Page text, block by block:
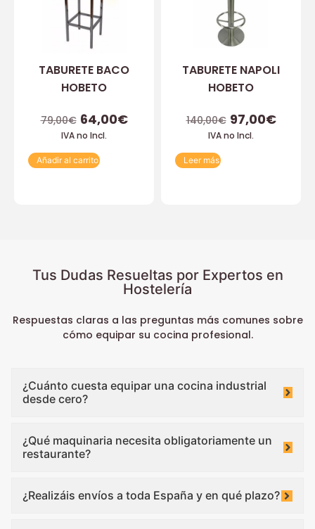
TABURETE BACO
HOBETO
79,00€ 64,00€
IVA no Incl.
Añadir al carrito
TABURETE NAPOLI
HOBETO
140,00€ 97,00€
IVA no Incl.
Leer más
Tus Dudas Resueltas por Expertos en
Hostelería
Respuestas claras a las preguntas más comunes sobre
cómo equipar su cocina profesional.
¿Cuánto cuesta equipar una cocina industrial
desde cero?
¿Qué maquinaria necesita obligatoriamente un
restaurante?
¿Realizáis envíos a toda España y en qué plazo?